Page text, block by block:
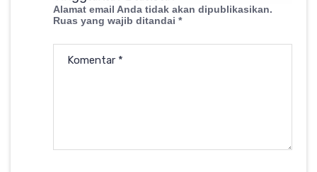
Alamat email Anda tidak akan dipublikasikan.
Ruas yang wajib ditandai *
Komentar *